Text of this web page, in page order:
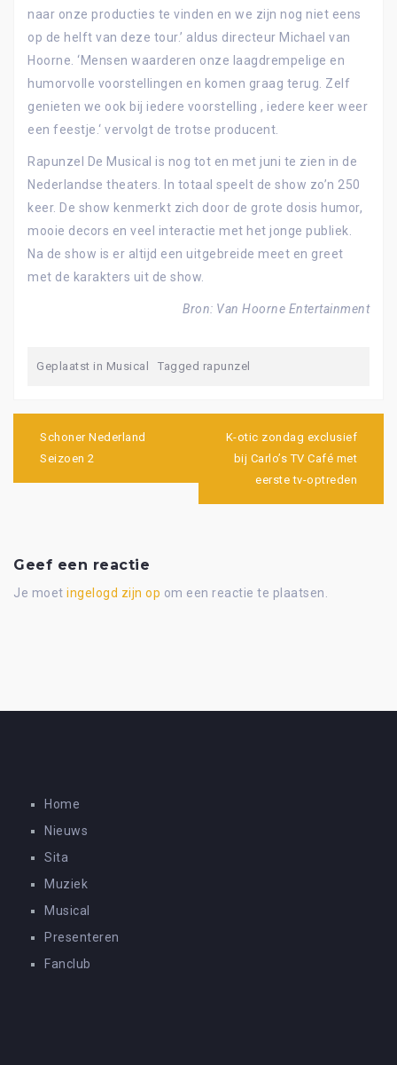
naar onze producties te vinden en we zijn nog niet eens
op de helft van deze tour.’ aldus directeur Michael van
Hoorne. ‘Mensen waarderen onze laagdrempelige en
humorvolle voorstellingen en komen graag terug. Zelf
genieten we ook bij iedere voorstelling , iedere keer weer
een feestje.‘ vervolgt de trotse producent.
Rapunzel De Musical is nog tot en met juni te zien in de
Nederlandse theaters. In totaal speelt de show zo’n 250
keer. De show kenmerkt zich door de grote dosis humor,
mooie decors en veel interactie met het jonge publiek.
Na de show is er altijd een uitgebreide meet en greet
met de karakters uit de show.
Bron: Van Hoorne Entertainment
Geplaatst in Musical Tagged rapunzel
navigatie
Schoner Nederland
Seizoen 2
K-otic zondag exclusief
bij Carlo’s TV Café met
eerste tv-optreden
Geef een reactie
Je moet ingelogd zijn op om een reactie te plaatsen.
Home
Nieuws
Sita
Muziek
Musical
Presenteren
Fanclub